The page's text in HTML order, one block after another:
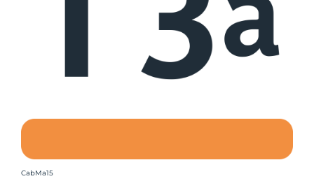
Crédit photo :
CabMa15